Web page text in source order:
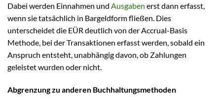
Dabei werden Einnahmen und Ausgaben erst dann erfasst,
wenn sie tatsächlich in Bargeldform fließen. Dies
unterscheidet die EÜR deutlich von der Accrual-Basis
Methode, bei der Transaktionen erfasst werden, sobald ein
Anspruch entsteht, unabhängig davon, ob Zahlungen
geleistet wurden oder nicht.
Abgrenzung zu anderen Buchhaltungsmethoden